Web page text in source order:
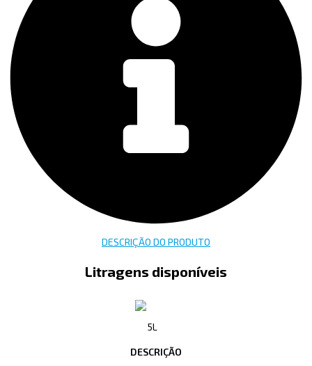
DESCRIÇÃO DO PRODUTO
Litragens disponíveis
5L
DESCRIÇÃO